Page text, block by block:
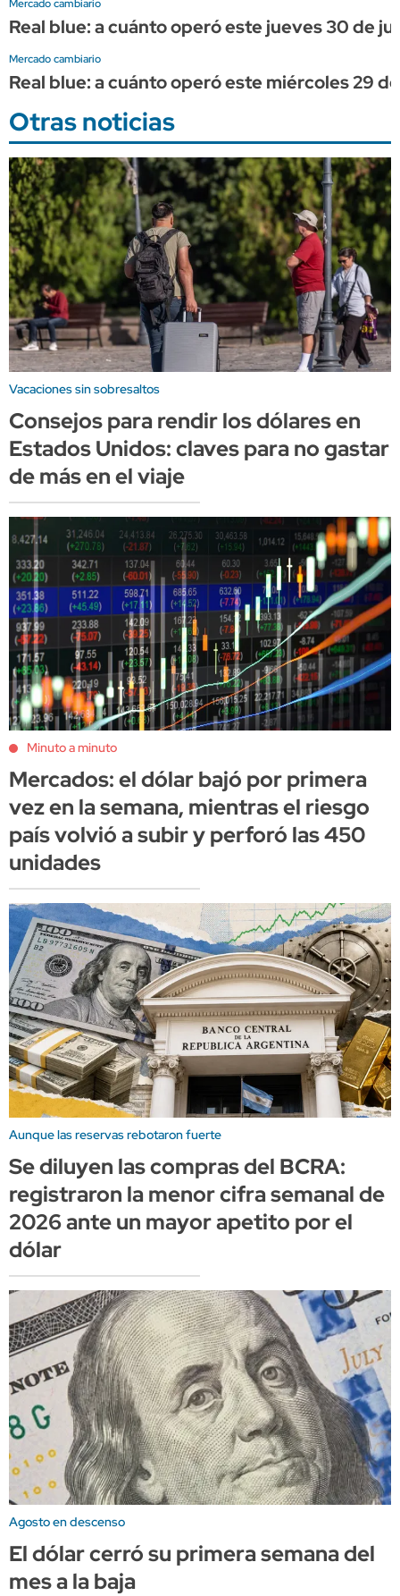
Mercado cambiario
Real blue: a cuánto operó este jueves 30 de
Mercado cambiario
Real blue: a cuánto operó este miércoles 29
Otras noticias
Vacaciones sin sobresaltos
Consejos para rendir los dólares en
Estados Unidos: claves para no gastar
de más en el viaje
Minuto a minuto
Mercados: el dólar bajó por primera
vez en la semana, mientras el riesgo
país volvió a subir y perforó las 450
unidades
Aunque las reservas rebotaron fuerte
Se diluyen las compras del BCRA:
registraron la menor cifra semanal de
2026 ante un mayor apetito por el
dólar
Agosto en descenso
El dólar cerró su primera semana del
mes a la baja